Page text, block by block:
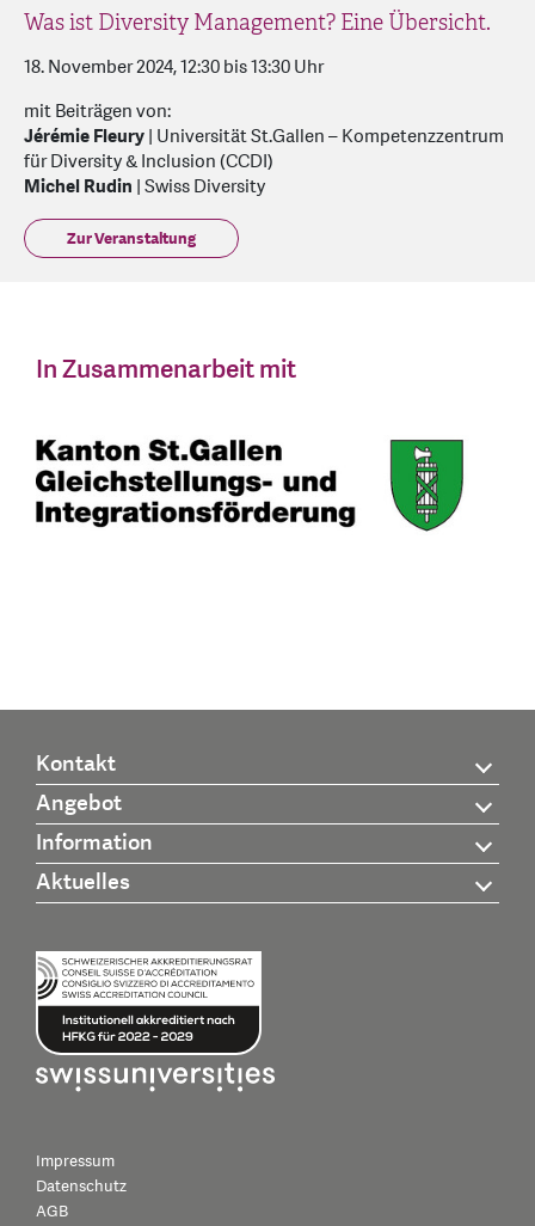
Was ist Diversity Management? Eine Übersicht.
18. November 2024, 12:30 bis 13:30 Uhr
mit Beiträgen von:
Jérémie Fleury| Universität St.Gallen – Kompetenzzentrum
für Diversity & Inclusion (CCDI)
Michel Rudin | Swiss Diversity
Zur Veranstaltung
In Zusammenarbeit mit
Kontakt
Angebot
Information
Aktuelles
Impressum
Datenschutz
AGB